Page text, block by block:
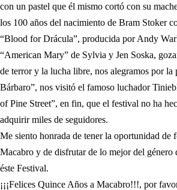
con un pastel que él mismo cortó con su
los 100 años del nacimiento de Bram Stoker
“Blood for Drácula”, producida por Andy
“American Mary” de Sylvia y Jen Soska,
de terror y la lucha libre, nos alegramos por
Bárbaro”, nos visitó el famoso luchador
of Pine Street”, en fin, que el festival no ha
adquirir miles de seguidores.
Me siento honrada de tener la oportunidad de
Macabro y de disfrutar de lo mejor del género
éste Festival.
¡¡¡Felices Quince Años a Macabro!!!, por